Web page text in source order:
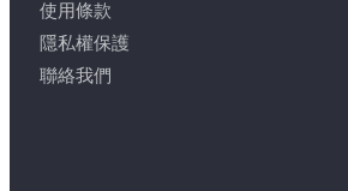
使用條款
隱私權保護
聯絡我們